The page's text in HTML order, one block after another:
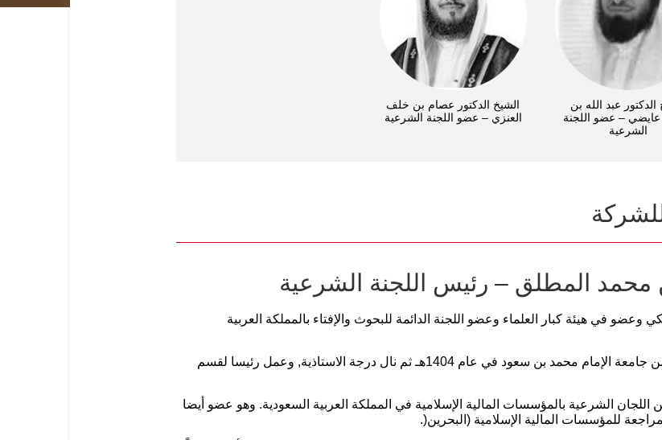
الدكتور عبد الله بن
– عضو اللجنة
الشرعية
الشيخ الدكتور عصام بن خلف
العنزي – عضو اللجنة الشرعية
محمد المطلق – رئيس اللجنة الشرعية
وعضو في هيئة كبار العلماء وعضو اللجنة الدائمة للبحوث والإفتاء بالمملكة العربية
نال الشيخ د. عبد الله المطلق شهادة الدكتوراه من جامعة الإمام محمد بن سعود في عام 1404هـ ثم نال درجة الاستاذية, وعمل رئيسا لقسم
الشرعية بالمؤسسات المالية الإسلامية في المملكة العربية السعودية. وهو عضو أيضا
للمؤسسات المالية الإسلامية (البحرين(.